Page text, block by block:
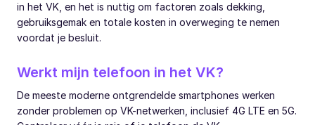
in het VK, en het is nuttig om factoren zoals dekking,
gebruiksgemak en totale kosten in overweging te nemen
voordat je besluit.
Werkt mijn telefoon in het VK?
De meeste moderne ontgrendelde smartphones werken
zonder problemen op VK-netwerken, inclusief 4G LTE en 5G.